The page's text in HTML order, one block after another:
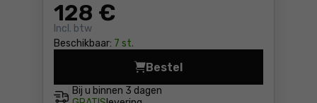
128 €
Incl. btw
Beschikbaar: 7 st.
Bij u binnen 3 dagen
Bestel
Supersnellader ASC 145